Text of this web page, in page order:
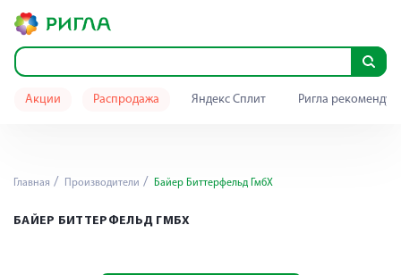
Акции Распродажа Яндекс Сплит Ригла
Главная Производители Байер Биттерфельд ГмбХ
БАЙЕР БИТТЕРФЕЛЬД ГМБХ